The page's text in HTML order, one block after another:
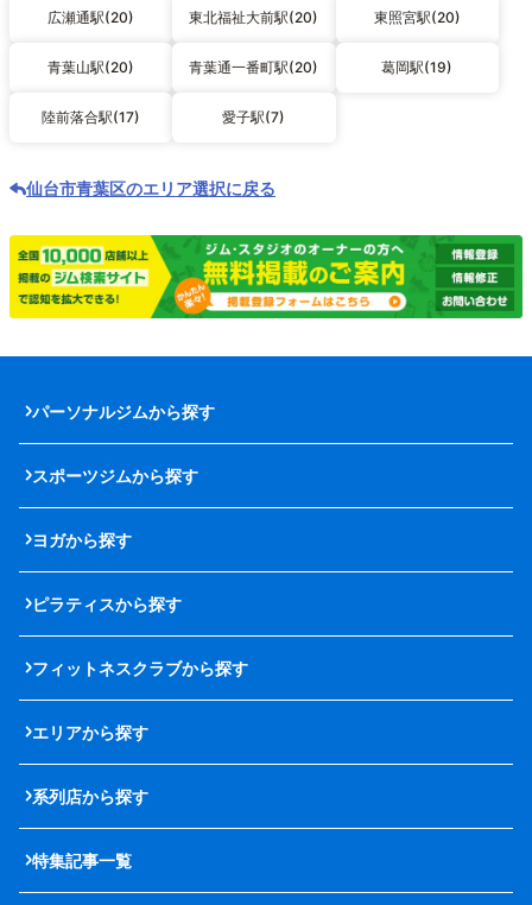
広瀬通駅(20) 東北福祉大前駅(20) 東照宮駅(20)
青葉山駅(20) 青葉通一番町駅(20) 葛岡駅(19)
陸前落合駅(17) 愛子駅(7)
仙台市青葉区のエリア選択に戻る
パーソナルジムから探す
スポーツジムから探す
ヨガから探す
ピラティスから探す
フィットネスクラブから探す
エリアから探す
系列店から探す
特集記事一覧